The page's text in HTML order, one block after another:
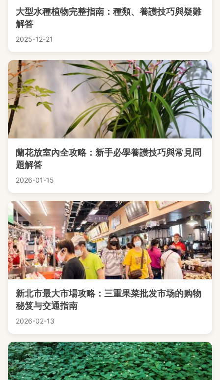
大型水種植物完整指南：種類、養護技巧與疑難
解答
2025-12-21
蘭花放室內全攻略：新手必學養護技巧與常見問
題解答
2026-01-15
新北市最大市場攻略：三重果菜批发市场的购物
秘笈与交通指南
2026-02-13